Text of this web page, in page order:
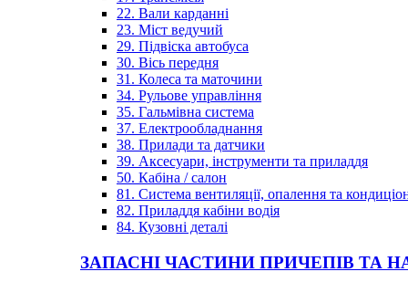
22. Вали карданні
23. Міст ведучий
29. Підвіска автобуса
30. Вісь передня
31. Колеса та маточини
34. Рульове управління
35. Гальмівна система
37. Електрообладнання
38. Прилади та датчики
39. Аксесуари, інструменти та приладдя
50. Кабіна / салон
81. Система вентиляції, опалення та
82. Приладдя кабіни водія
84. Кузовні деталі
ЗАПАСНІ ЧАСТИНИ ПРИЧЕПІВ ТА